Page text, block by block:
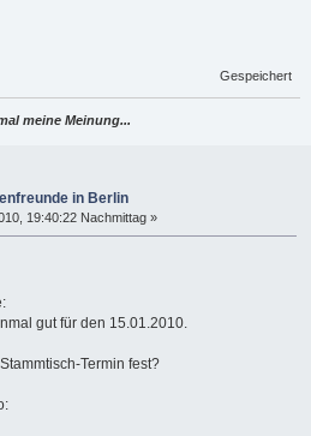
Gespeichert
meine Meinung...
in Berlin
19:40:22 Nachmittag »
gut für den 15.01.2010.
Termin fest?